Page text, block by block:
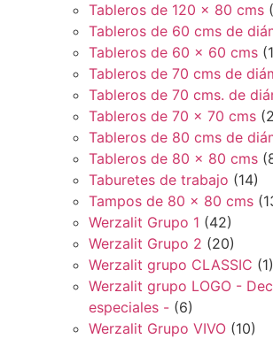
Tableros de 120 x 80 cms
Tableros de 60 cms de
Tableros de 60 x 60 cms
Tableros de 70 cms de
Tableros de 70 cms. de
Tableros de 70 x 70 cms
Tableros de 80 cms de
Tableros de 80 x 80 cms
Taburetes de trabajo (14)
Tampos de 80 x 80 cms
Werzalit Grupo 1 (42)
Werzalit Grupo 2 (20)
Werzalit grupo CLASSIC (1)
Werzalit grupo LOGO -
especiales - (6)
Werzalit Grupo VIVO (10)